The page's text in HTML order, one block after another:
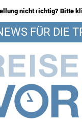
nicht richtig? Bitte
FÜR DIE